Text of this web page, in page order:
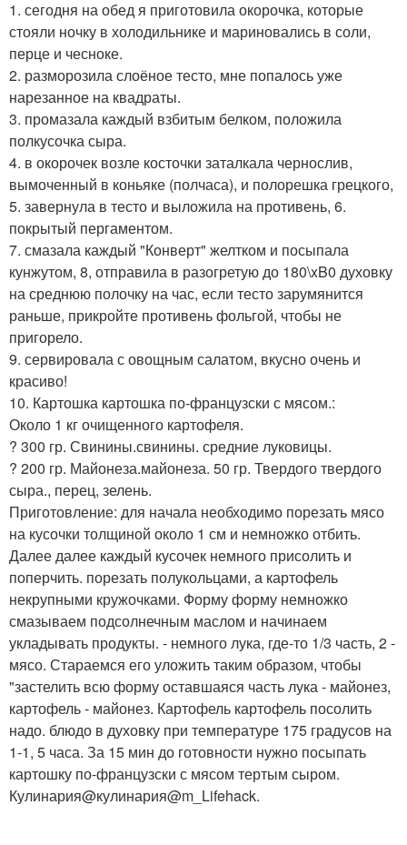
1. сегодня на обед я приготовила окорочка, которые
стояли ночку в холодильнике и мариновались в соли,
перце и чесноке.
2. разморозила слоёное тесто, мне попалось уже
нарезанное на квадраты.
3. промазала каждый взбитым белком, положила
полкусочка сыра.
4. в окорочек возле косточки заталкала чернослив,
вымоченный в коньяке (полчаса), и полорешка грецкого,
5. завернула в тесто и выложила на противень, 6.
покрытый пергаментом.
7. смазала каждый "Конверт" желтком и посыпала
кунжутом, 8, отправила в разогретую до 180\xB0 духовку
на среднюю полочку на час, если тесто зарумянится
раньше, прикройте противень фольгой, чтобы не
пригорело.
9. сервировала с овощным салатом, вкусно очень и
красиво!
10. Картошка картошка по-французски с мясом.:
Около 1 кг очищенного картофеля.
? 300 гр. Свинины.свинины. средние луковицы.
? 200 гр. Майонеза.майонеза. 50 гр. Твердого твердого
сыра., перец, зелень.
Приготовление: для начала необходимо порезать мясо
на кусочки толщиной около 1 см и немножко отбить.
Далее далее каждый кусочек немного присолить и
поперчить. порезать полукольцами, а картофель
некрупными кружочками. Форму форму немножко
смазываем подсолнечным маслом и начинаем
укладывать продукты. - немного лука, где-то 1/3 часть, 2 -
мясо. Стараемся его уложить таким образом, чтобы
"застелить всю форму оставшаяся часть лука - майонез,
картофель - майонез. Картофель картофель посолить
надо. блюдо в духовку при температуре 175 градусов на
1-1, 5 часа. За 15 мин до готовности нужно посыпать
картошку по-французски с мясом тертым сыром.
Кулинария@кулинария@m_Lifehack.